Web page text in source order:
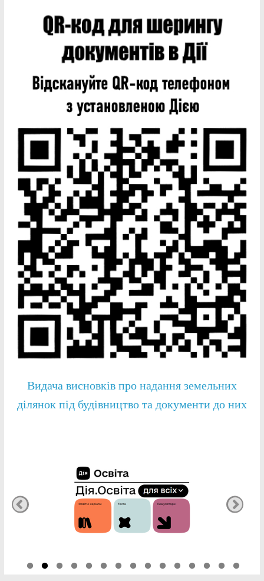
Видача висновків про надання земельних
ділянок під будівництво та документи до них